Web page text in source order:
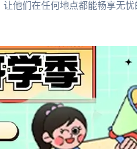
他们在任何地点都能畅享无